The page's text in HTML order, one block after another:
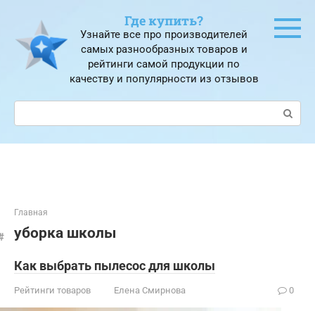
контенту
Где купить?
Узнайте все про производителей
самых разнообразных товаров и
рейтинги самой продукции по
качеству и популярности из отзывов
Поиск:
Главная
уборка школы
Как выбрать пылесос для школы
Рейтинги товаров Елена Смирнова 0